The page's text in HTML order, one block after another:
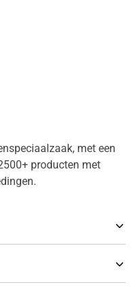
met een
producten met